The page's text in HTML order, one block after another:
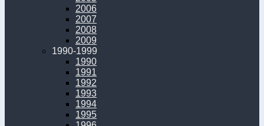
2006
2007
2008
2009
1990-1999
1990
1991
1992
1993
1994
1995